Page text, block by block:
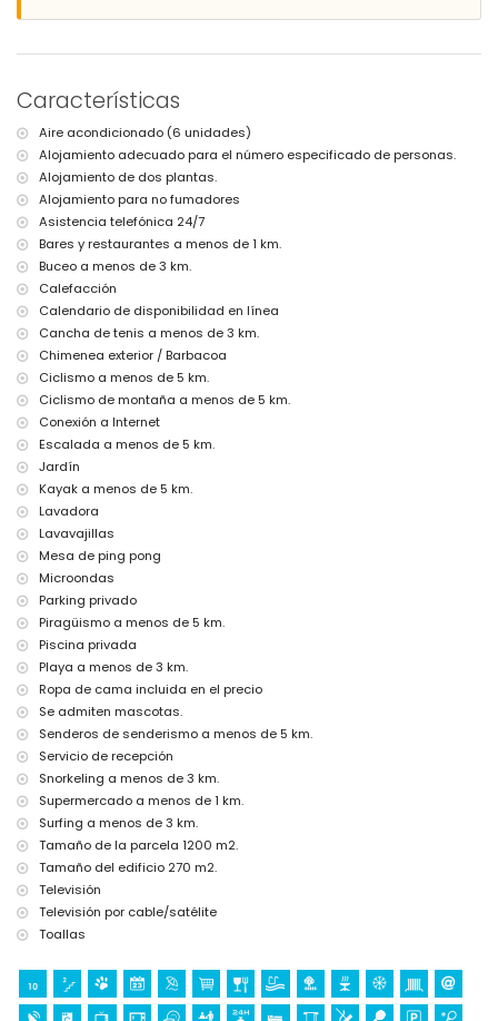
Hermoso jardín con césped, árboles y mobiliario de jardín con
3 terrazas, una de ellas cubierta
Ducha exterior
2 plazas de aparcamiento privadas
Más información
Pueblo más cercano: Jávea (a menos de 4 kilómetros de la villa)
Orilla o ribera más cercana: Mediterráneo, Jávea (a menos de 3
Playa más cercana: El Arenal, Jávea (a menos de 3 kilómetros de la
villa)
Puerto más cercano: Nou Fontana (a menos de 3 kilómetros de la
villa)
Parque más cercano: Pinosol (a menos de 4 kilómetros de la villa)
Aeropuerto más cercano: Alicante (a menos de 100 kilómetros de la
villa)
Segundo aeropuerto más cercano: Valencia (> 100 kilómetros)
No se permite fumar
Se permiten mascotas
El alojamiento es muy adecuado para familias con niños
Instalaciones y servicios incluidos en el precio del alquiler de la
villa
Internet (fibra óptica)
Plancha y tabla de planchar
Ropa de cama y toallas
Servicio de recepción y servicio de emergencia 24 horas
Ping-pong
Calefacción por aire y aire acondicionado
Instalaciones y servicios con cargo adicional
Cama extra y cuna para niños (a petición)
Entretenimiento y actividades de ocio para sus vacaciones en
Jávea, Costa Blanca
Bar (a menos de 1000 metros de la casa)
Cine, discoteca, paseo marítimo (El Arenal y Jávea) (a menos de 5
kilómetros de la casa)
Lugares de interés y cultura en Jávea, Costa Blanca
Museo (Histórico de Jávea, Jávea), iglesia (Virgen de Loreto, Puerto,
Jávea), ruina (Molinos de Viento, Jávea), monumento (Pueblo de
Jávea, Jávea), edificio arquitectónico (Pueblo de Jávea, Jávea), lugar
histórico (Pueblo de Jávea y Jávea) (a menos de 10 kilómetros del
alojamiento)
alojamiento)
Deportes
Características
Aire acondicionado (6 unidades)
Alojamiento adecuado para el número especificado de personas.
Alojamiento de dos plantas.
Alojamiento para no fumadores
Asistencia telefónica 24/7
Bares y restaurantes a menos de 1 km.
Buceo a menos de 3 km.
Calefacción
Calendario de disponibilidad en línea
Cancha de tenis a menos de 3 km.
Chimenea exterior / Barbacoa
Ciclismo a menos de 5 km.
Ciclismo de montaña a menos de 5 km.
Conexión a Internet
Escalada a menos de 5 km.
Jardín
Kayak a menos de 5 km.
Lavadora
Lavavajillas
Mesa de ping pong
Microondas
Parking privado
Piragüismo a menos de 5 km.
Piscina privada
Playa a menos de 3 km.
Ropa de cama incluida en el precio
Se admiten mascotas.
Senderos de senderismo a menos de 5 km.
Servicio de recepción
Snorkeling a menos de 3 km.
Supermercado a menos de 1 km.
Surfing a menos de 3 km.
Tamaño de la parcela 1200 m2.
Tamaño del edificio 270 m2.
Televisión
Televisión por cable/satélite
Toallas